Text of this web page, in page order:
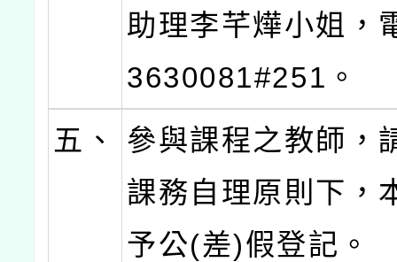
助理李芊燁小姐，
3630081#251。
五、
參與課程之教師，
課務自理原則下，
予公(差)假登記。